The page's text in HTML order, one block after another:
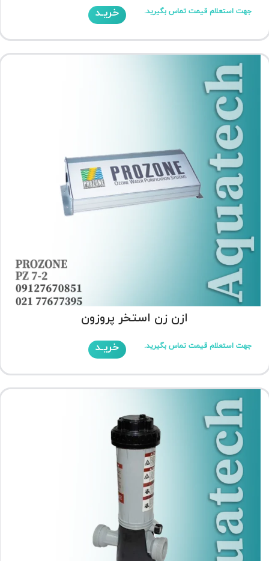
جهت استعلام قیمت تماس بگیرید. خریـد
ازن زن استخر پروزون
جهت استعلام قیمت تماس بگیرید. خریـد